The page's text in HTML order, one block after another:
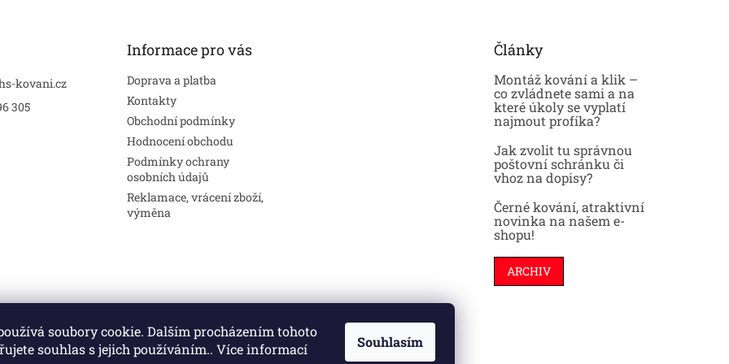
soubory cookie. Dalším procházením tohoto
souhlas s jejich používáním.. Více informací
Souhlasím
kovani.cz
305
Informace pro vás
Doprava a platba
Kontakty
Obchodní podmínky
Hodnocení obchodu
Podmínky ochrany
osobních údajů
Reklamace, vrácení zboží,
výměna
Články
Montáž kování a klik –
co zvládnete sami a na
které úkoly se vyplatí
najmout profíka?
Jak zvolit tu správnou
poštovní schránku či
vhoz na dopisy?
Černé kování, atraktivní
novinka na našem e-
shopu!
ARCHIV
Stavební pouzdra Interiéry Dveře